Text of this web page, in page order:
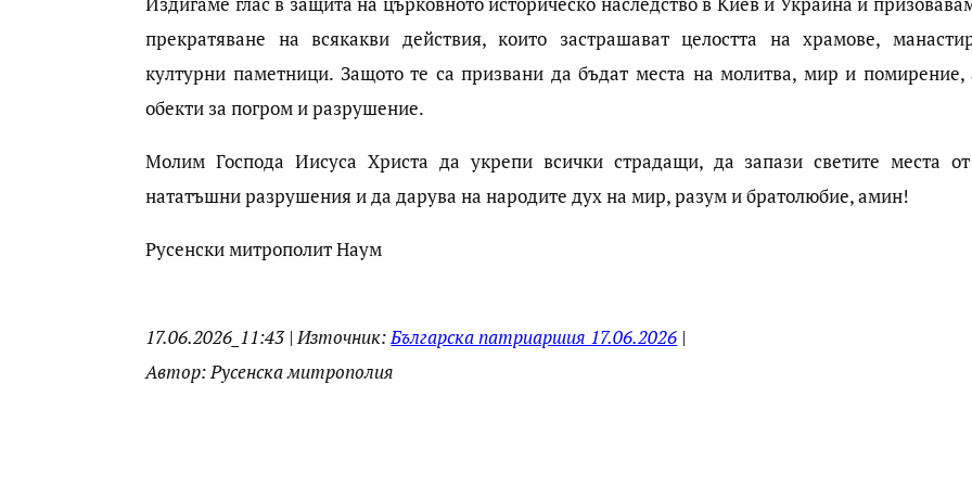
прекратяване на всякакви действия, които застрашават целостта на храмове,
културни паметници. Защото те са призвани да бъдат места на молитва, мир и помирение,
обекти за погром и разрушение.
Молим Господа Иисуса Христа да укрепи всички страдащи, да запази светите места
нататъшни разрушения и да дарува на народите дух на мир, разум и братолюбие, амин!
Русенски митрополит Наум
17.06.2026_11:43 | Източник:Българска патриаршия 17.06.2026 |
Автор: Русенска митрополия